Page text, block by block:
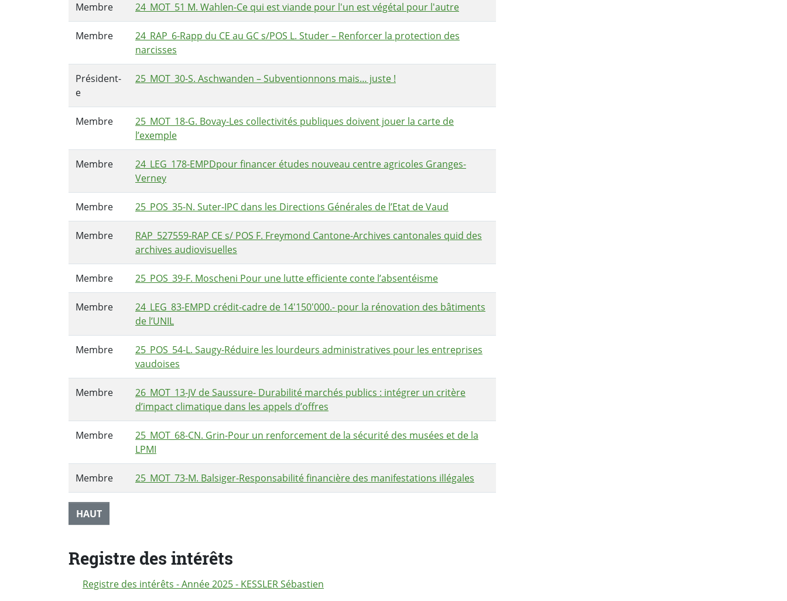
Membre 24_MOT_51 M. Wahlen-Ce qui est viande pour l'un est végétal pour l'autre
Membre
24_RAP_6-Rapp du CE au GC s/POS L. Studer – Renforcer la protection des
narcisses
Président-
e
25_MOT_30-S. Aschwanden – Subventionnons mais… juste !
Membre
25_MOT_18-G. Bovay-Les collectivités publiques doivent jouer la carte de
l’exemple
Membre
24_LEG_178-EMPDpour financer études nouveau centre agricoles Granges-
Verney
Membre 25_POS_35-N. Suter-IPC dans les Directions Générales de l’Etat de Vaud
Membre
RAP_527559-RAP CE s/ POS F. Freymond Cantone-Archives cantonales quid des
archives audiovisuelles
Membre 25_POS_39-F. Moscheni Pour une lutte efficiente conte l’absentéisme
Membre
24_LEG_83-EMPD crédit-cadre de 14'150'000.- pour la rénovation des bâtiments
de l’UNIL
Membre
25_POS_54-L. Saugy-Réduire les lourdeurs administratives pour les entreprises
vaudoises
Membre
26_MOT_13-JV de Saussure- Durabilité marchés publics : intégrer un critère
d’impact climatique dans les appels d’offres
Membre
25_MOT_68-CN. Grin-Pour un renforcement de la sécurité des musées et de la
LPMI
Membre 25_MOT_73-M. Balsiger-Responsabilité financière des manifestations illégales
HAUT
Registre des intérêts
Registre des intérêts - Année 2025 - KESSLER Sébastien